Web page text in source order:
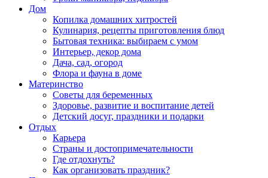
Дом
Копилка домашних хитростей
Кулинария, рецепты приготовления блюд
Бытовая техника: выбираем с умом
Интерьер, декор дома
Дача, сад, огород
Флора и фауна в доме
Материнство
Советы для беременных
Здоровье, развитие и воспитание детей
Детский досуг, праздники и подарки
Отдых
Карьера
Страны и достопримечательности
Где отдохнуть?
Как организовать праздник?